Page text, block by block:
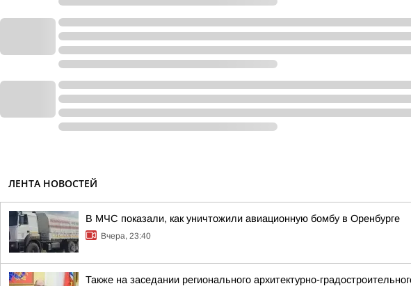
ЛЕНТА НОВОСТЕЙ
В МЧС показали, как уничтожили авиационную бомбу в Оренбурге
Вчера, 23:40
Также на заседании регионального архитектурно-